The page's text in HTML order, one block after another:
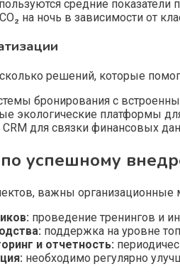
средние
на ночь в зависимости от
решений, которые
бронирования с
экологические платформы
CRM для связки финансовых
успешному
важны
проведение тренингов и
поддержка на уровне
и отчетность:
необходимо регулярно